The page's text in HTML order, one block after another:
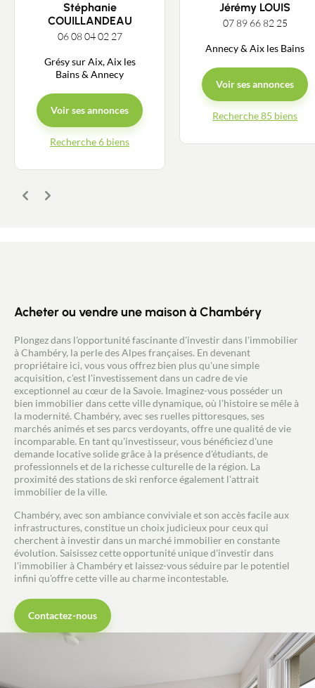
Contacter un conseiller
Estimer/Vendre
Acheter
Recrutement
Stéphanie
COUILLANDEAU
06 08 04 02 27
Grésy sur Aix, Aix les
Bains & Annecy
Voir ses annonces
Recherche 6 biens
Jérémy LOUIS
07 89 66 82 25
Annecy & Aix les Bains
Voir ses annonces
Recherche 85 biens
Précédent
Suivant
Acheter ou vendre une maison à Chambéry
Plongez dans l'opportunité fascinante d'investir dans l'immobilier
à Chambéry, la perle des Alpes françaises. En devenant
propriétaire ici, vous vous offrez bien plus qu'une simple
acquisition, c'est l'investissement dans un cadre de vie
exceptionnel au cœur de la Savoie. Imaginez-vous posséder un
bien immobilier dans cette ville dynamique, où l'histoire se mêle à
la modernité. Chambéry, avec ses ruelles pittoresques, ses
marchés animés et ses parcs verdoyants, offre une qualité de vie
incomparable. En tant qu'investisseur, vous bénéficiez d'une
demande locative solide grâce à la présence d'étudiants, de
professionnels et de la richesse culturelle de la région. La
proximité des stations de ski renforce également l'attrait
immobilier de la ville.
Chambéry, avec son ambiance conviviale et son accès facile aux
infrastructures, constitue un choix judicieux pour ceux qui
cherchent à investir dans un marché immobilier en constante
évolution. Saisissez cette opportunité unique d'investir dans
l'immobilier à Chambéry et laissez-vous séduire par le potentiel
infini qu'offre cette ville au charme incontestable.
Contactez-nous